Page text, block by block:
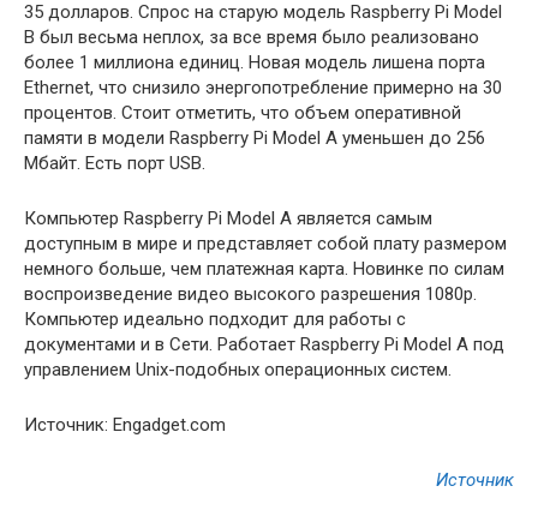
35 долларов. Спрос на старую модель Raspberry Pi Model
B был весьма неплох, за все время было реализовано
более 1 миллиона единиц. Новая модель лишена порта
Ethernet, что снизило энергопотребление примерно на 30
процентов. Стоит отметить, что объем оперативной
памяти в модели Raspberry Pi Model A уменьшен до 256
Мбайт. Есть порт USB.
Компьютер Raspberry Pi Model A является самым
доступным в мире и представляет собой плату размером
немного больше, чем платежная карта. Новинке по силам
воспроизведение видео высокого разрешения 1080р.
Компьютер идеально подходит для работы с
документами и в Сети. Работает Raspberry Pi Model A под
управлением Unix-подобных операционных систем.
Источник: Engadget.com
Источник